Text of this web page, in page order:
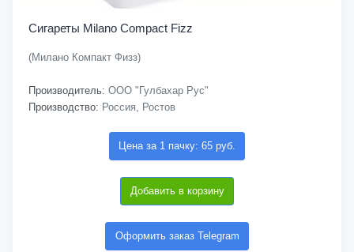
Сигареты Milano Compact Fizz
(Милано Компакт Физз)
Производитель: ООО "Гулбахар Рус"
Производство: Россия, Ростов
Цена за 1 пачку: 65 руб.
Добавить в корзину
Оформить заказ Telegram